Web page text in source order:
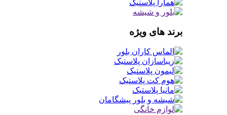
برند های ویژه